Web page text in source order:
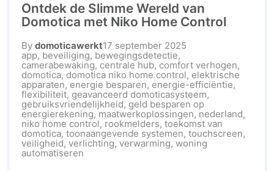
Ontdek de Slimme Wereld van
Domotica met Niko Home Control
By domoticawerkt17 september 2025
app, beveiliging, bewegingsdetectie,
camerabewaking, centrale hub, comfort verhogen,
domotica, domotica niko home control, elektrische
apparaten, energie besparen, energie-efficiëntie,
flexibiliteit, geavanceerd domoticasysteem,
gebruiksvriendelijkheid, geld besparen op
energierekening, maatwerkoplossingen, nederland,
niko home control, rookmelders, toekomst van
domotica, toonaangevende systemen, touchscreen,
veiligheid, verlichting, verwarming, woning
automatiseren